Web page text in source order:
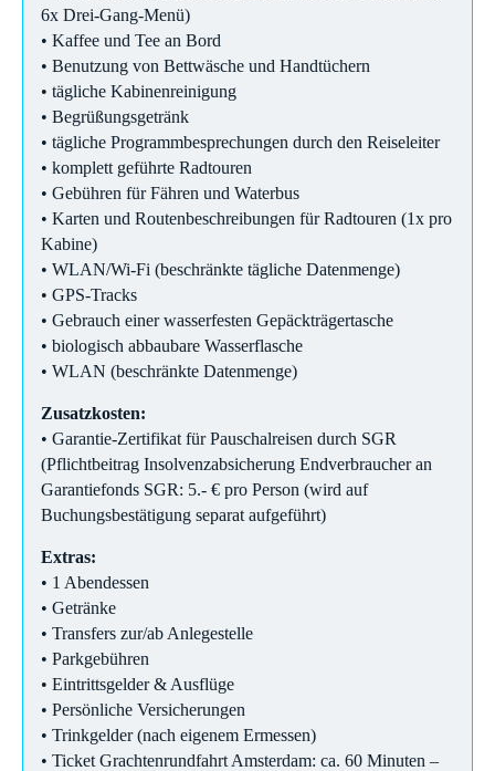
6x Drei-Gang-Menü)
• Kaffee und Tee an Bord
• Benutzung von Bettwäsche und Handtüchern
• tägliche Kabinenreinigung
• Begrüßungsgetränk
• tägliche Programmbesprechungen durch den Reiseleiter
• komplett geführte Radtouren
• Gebühren für Fähren und Waterbus
• Karten und Routenbeschreibungen für Radtouren (1x pro
Kabine)
• WLAN/Wi-Fi (beschränkte tägliche Datenmenge)
• GPS-Tracks
• Gebrauch einer wasserfesten Gepäckträgertasche
• biologisch abbaubare Wasserflasche
• WLAN (beschränkte Datenmenge)
Zusatzkosten:
• Garantie-Zertifikat für Pauschalreisen durch SGR
(Pflichtbeitrag Insolvenzabsicherung Endverbraucher an
Garantiefonds SGR: 5.- € pro Person (wird auf
Buchungsbestätigung separat aufgeführt)
Extras:
• 1 Abendessen
• Getränke
• Transfers zur/ab Anlegestelle
• Parkgebühren
• Eintrittsgelder & Ausflüge
• Persönliche Versicherungen
• Trinkgelder (nach eigenem Ermessen)
• Ticket Grachtenrundfahrt Amsterdam: ca. 60 Minuten –